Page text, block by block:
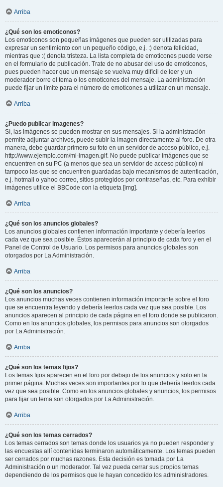
Arriba
¿Qué son los emoticonos?
Los emoticonos son pequeñas imágenes que pueden ser utilizadas para
expresar un sentimiento con un pequeño código, e.j. :) denota felicidad,
mientras que :( denota tristeza. La lista completa de emoticones puede verse
en el formulario de publicación. Trate de no abusar del uso de emoticonos,
pues pueden hacer que un mensaje se vuelva muy difícil de leer y un
moderador borre el tema o los emoticones del mensaje. La administración
puede fijar un límite para el número de emoticones a utilizar en un mensaje.
Arriba
¿Puedo publicar imagenes?
Sí, las imágenes se pueden mostrar en sus mensajes. Si la administración
permite adjuntar archivos, puede subir la imagen directamente al foro. De otra
manera, debe guardar primero su foto en un servidor de acceso público, e.j.
http://www.ejemplo.com/mi-imagen.gif. No puede publicar imágenes que se
encuentren en su PC (a menos que sea un servidor de acceso público) ni
tampoco las que se encuentren guardadas bajo mecanismos de autenticación,
e.j. hotmail o yahoo correo, sitios protegidos por contraseñas, etc. Para exhibir
imágenes utilice el BBCode con la etiqueta [img].
Arriba
¿Qué son los anuncios globales?
Los anuncios globales contienen información importante y debería leerlos
cada vez que sea posible. Éstos aparecerán al principio de cada foro y en el
Panel de Control de Usuario. Los permisos para anuncios globales son
otorgados por La Administración.
Arriba
¿Qué son los anuncios?
Los anuncios muchas veces contienen información importante sobre el foro
que se encuentra leyendo y debería leerlos cada vez que sea posible. Los
anuncios aparecen al principio de cada página en el foro donde se publicaron.
Como en los anuncios globales, los permisos para anuncios son otorgados
por La Administración.
Arriba
¿Qué son los temas fijos?
Los temas fijos aparecen en el foro por debajo de los anuncios y solo en la
primer página. Muchas veces son importantes por lo que debería leerlos cada
vez que sea posible. Como en los anuncios globales y anuncios, los permisos
para fijar un tema son otorgados por La Administración.
Arriba
¿Qué son los temas cerrados?
Los temas cerrados son temas donde los usuarios ya no pueden responder y
las encuestas allí contenidas terminaron automáticamente. Los temas pueden
ser cerrados por muchas razones. Esta decisión es tomada por La
Administración o un moderador. Tal vez pueda cerrar sus propios temas
dependiendo de los permisos que le hayan concedido los administradores.